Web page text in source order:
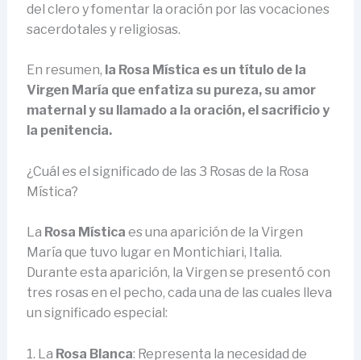
del clero y fomentar la oración por las vocaciones
sacerdotales y religiosas.
En resumen, la Rosa Mística es un título de la
Virgen María que enfatiza su pureza, su amor
maternal y su llamado a la oración, el sacrificio y
la penitencia.
¿Cuál es el significado de las 3 Rosas de la Rosa
Mística?
La Rosa Mística es una aparición de la Virgen
María que tuvo lugar en Montichiari, Italia.
Durante esta aparición, la Virgen se presentó con
tres rosas en el pecho, cada una de las cuales lleva
un significado especial:
1. La Rosa Blanca: Representa la necesidad de